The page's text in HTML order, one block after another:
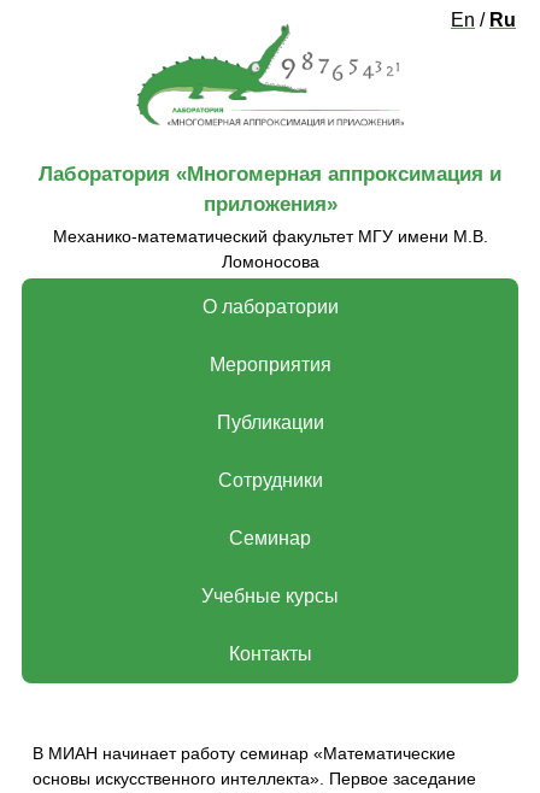
En / Ru
Лаборатория «‎Многомерная аппроксимация и
приложения»‎
Механико-математический факультет МГУ имени М.В.
Ломоносова
О лаборатории
Мероприятия
Публикации
Сотрудники
Семинар
Учебные курсы
Контакты
В МИАН начинает работу семинар «Математические
основы искусственного интеллекта». Первое заседание